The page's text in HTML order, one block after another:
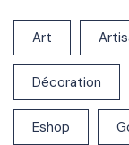
Art
Décoration
Eshop